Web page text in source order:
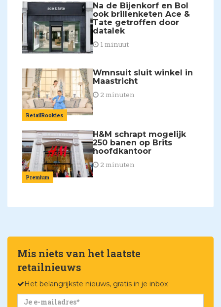
Na de Bijenkorf en Bol
ook brillenketen Ace &
Tate getroffen door
datalek
1 minuut
RetailRookies
Wmnsuit sluit winkel in
Maastricht
2 minuten
Premium
H&M schrapt mogelijk
250 banen op Brits
hoofdkantoor
2 minuten
Mis niets van het laatste
retailnieuws
Het belangrijkste nieuws, gratis in je inbox